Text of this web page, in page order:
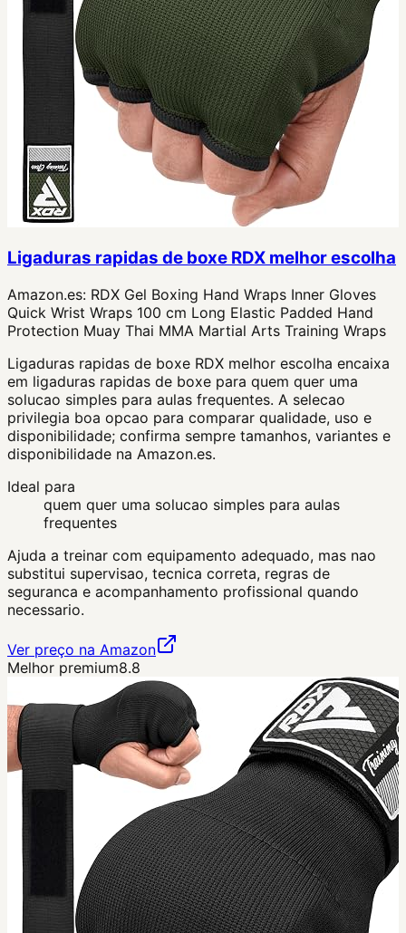
Ligaduras rapidas de boxe RDX melhor escolha
Amazon.es: RDX Gel Boxing Hand Wraps Inner Gloves
Quick Wrist Wraps 100 cm Long Elastic Padded Hand
Protection Muay Thai MMA Martial Arts Training Wraps
Ligaduras rapidas de boxe RDX melhor escolha encaixa
em ligaduras rapidas de boxe para quem quer uma
solucao simples para aulas frequentes. A selecao
privilegia boa opcao para comparar qualidade, uso e
disponibilidade; confirma sempre tamanhos, variantes e
disponibilidade na Amazon.es.
Ideal para
quem quer uma solucao simples para aulas
frequentes
Ajuda a treinar com equipamento adequado, mas nao
substitui supervisao, tecnica correta, regras de
seguranca e acompanhamento profissional quando
necessario.
Ver preço na Amazon
Melhor premium8.8